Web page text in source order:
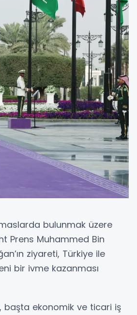
bulunmak üzere
Prens Muhammed Bin
ziyareti, Türkiye ile
bir ivme kazanması
başta ekonomik ve ticari iş